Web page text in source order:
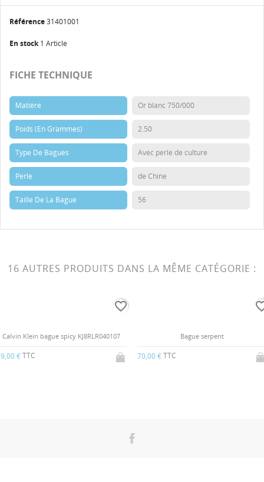
Référence31401001
En stock 1 Article
FICHE TECHNIQUE
Matière Or blanc 750/000
Poids (en Grammes) 2.50
Type De Bagues Avec perle de culture
Perle de Chine
Taille De La Bague 56
16 AUTRES PRODUITS DANS LA MÊME CATÉGORIE :
Calvin Klein bague spicy KJ8RLR040107
€TTC
favorite_border
Bague serpent
70,00 €TTC